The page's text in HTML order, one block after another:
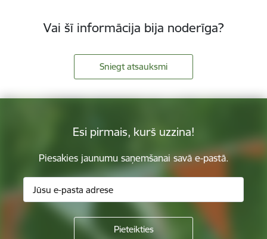
Vai šī informācija bija noderīga?
Sniegt atsauksmi
Esi pirmais, kurš uzzina!
Piesakies jaunumu saņemšanai savā e-pastā.